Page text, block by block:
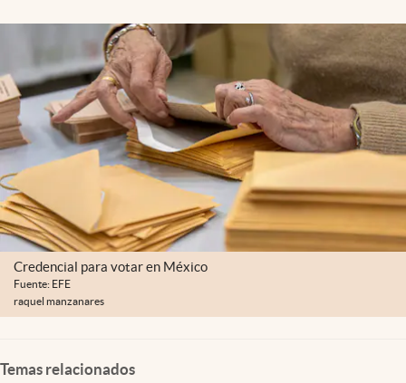
abre en nueva pestaña
México
Credencial para votar en México
Fuente: EFE
raquel manzanares
Temas relacionados